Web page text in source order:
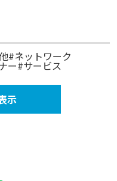
ネットワーク
ー サービス
示